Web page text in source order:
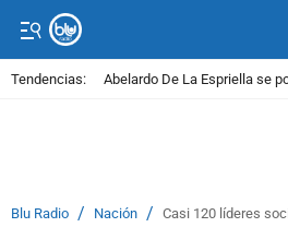
Tendencias: Abelardo De La Espriella se
Blu Radio / Nación / Casi 120 líderes